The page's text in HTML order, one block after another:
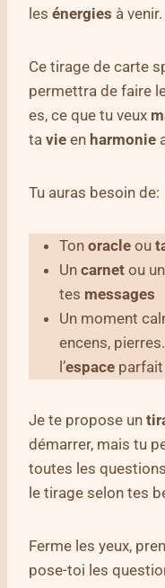
les énergies à venir.
Ce tirage de carte
permettra de faire
es, ce que tu veux
ta vie en harmonie
Tu auras besoin de:
Ton oracle ou
Un carnet ou
tes messages
Un moment
encens,
l’espace
Je te propose un
démarrer, mais tu
toutes les
le tirage selon tes
Ferme les yeux,
pose-toi les